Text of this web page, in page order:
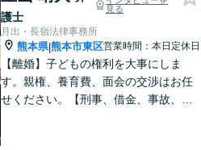
護士
見る
月出・長嶺法律事務所
熊本県|熊本市東区営業時間：本日定休日
【離婚】子どもの権利を大事にしま
す。親権、養育費、面会の交渉はお任
せください。【刑事、借金、事故、労